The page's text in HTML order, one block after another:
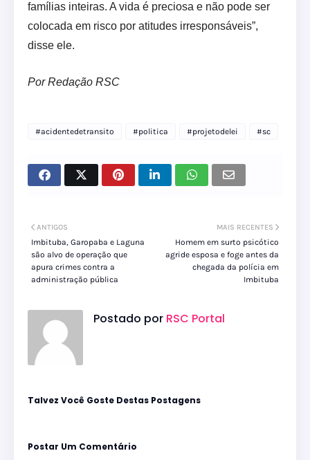
famílias inteiras. A vida é preciosa e não pode ser
colocada em risco por atitudes irresponsáveis”,
disse ele.
Por Redação RSC
#acidentedetransito #politica #projetodelei #sc
MAIS RECENTES
Homem em surto psicótico
agride esposa e foge antes da
chegada da polícia em
Imbituba
ANTIGOS
Imbituba, Garopaba e Laguna
são alvo de operação que
apura crimes contra a
administração pública
Postado por RSC Portal
Talvez Você Goste Destas Postagens
Postar Um Comentário